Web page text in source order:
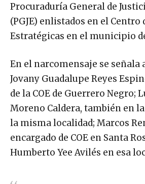
Procuraduría General de
(PGJE) enlistados en el Centro
Estratégicas en el municipio
En el narcomensaje se señala
Jovany Guadalupe Reyes
de la COE de Guerrero Negro;
Moreno Caldera, también en
la misma localidad; Marcos
encargado de COE en Santa
Humberto Yee Avilés en esa